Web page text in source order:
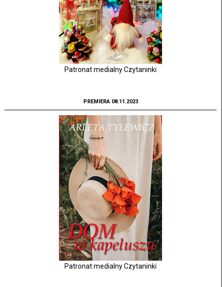
Patronat medialny Czytaninki
PREMIERA 08.11.2023
Patronat medialny Czytaninki